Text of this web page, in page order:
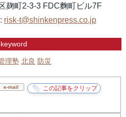
麹町2-3-3 FDC麴町ビル7F
risk-t@shinkenpress.co.jp
keyword
理塾 北良 防災
e-mail